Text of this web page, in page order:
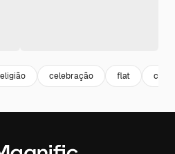
celebração flat